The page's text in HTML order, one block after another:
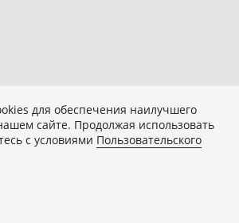
для обеспечения наилучшего
сайте. Продолжая использовать
с условиями Пользовательского